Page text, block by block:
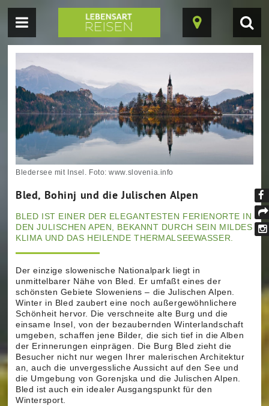
einblenden
Karte
ein-/
Bledersee mit Insel. Foto: www.slovenia.info
Bled, Bohinj und die Julischen Alpen
BLED IST EINER DER ELEGANTESTEN FERIENORTE IN
DEN JULISCHEN APEN, BEKANNT DURCH SEIN MILDES
KLIMA UND DAS HEILENDE THERMALSEEWASSER.
Der einzige slowenische Nationalpark liegt in
unmittelbarer Nähe von Bled. Er umfaßt eines der
schönsten Gebiete Sloweniens – die Julischen Alpen.
Winter in Bled zaubert eine noch außergewöhnlichere
Schönheit hervor. Die verschneite alte Burg und die
einsame Insel, von der bezaubernden Winterlandschaft
umgeben, schaffen jene Bilder, die sich tief in die Alben
der Erinnerungen einprägen. Die Burg Bled zieht die
Besucher nicht nur wegen Ihrer malerischen Architektur
an, auch die unvergessliche Aussicht auf den See und
die Umgebung von Gorenjska und die Julischen Alpen.
Bled ist auch ein idealer Ausgangspunkt für den
Wintersport.